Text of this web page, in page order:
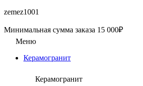
zemez1001
Минимальная сумма заказа 15 000₽
Меню
Керамогранит
Керамогранит